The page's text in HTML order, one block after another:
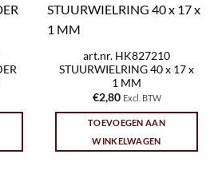
art.nr. HK827210
STUURWIELRING 40 x 17 x
1 MM
€2,80 Excl. BTW
TOEVOEGEN AAN
WINKELWAGEN